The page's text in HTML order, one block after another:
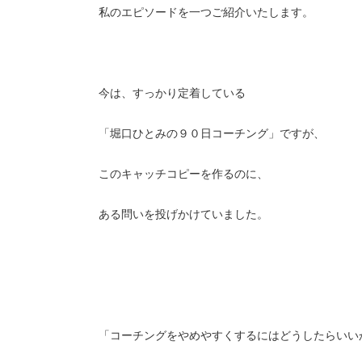
私のエピソードを一つご紹介いたします。
今は、すっかり定着している
「堀口ひとみの９０日コーチング」ですが、
このキャッチコピーを作るのに、
ある問いを投げかけていました。
「コーチングをやめやすくするにはどうしたらい